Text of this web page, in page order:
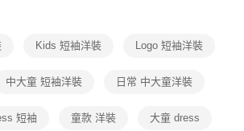
先享後付 」之結帳頁面顯示為準，若有關於
取消欲退款等相關疑問，請聯繫「AFTEE先享後付
support/home
有限公司提供之「AFTEE先享後付」服務完成之交
限公司。
Kids 短袖洋裝 Logo 短袖洋裝
中大童 短袖洋裝 日常 中大童洋裝
短袖 童款 洋裝 大童 dress